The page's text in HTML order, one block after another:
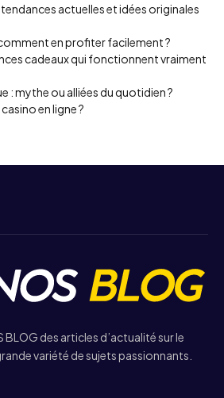
actuelles et idées originales
en profiter facilement ?
cadeaux qui fonctionnent vraiment
: mythe ou alliées du quotidien ?
en ligne ?
BLOG des articles d’actualité sur le
variété de sujets passionnants.